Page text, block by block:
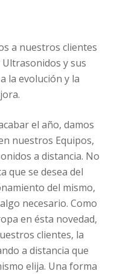
a nuestros clientes
y sus
la evolución y la
el año, damos
nuestros Equipos,
a distancia. No
que se desea del
del mismo,
necesario. Como
en ésta novedad,
clientes, la
a distancia que
elija. Una forma